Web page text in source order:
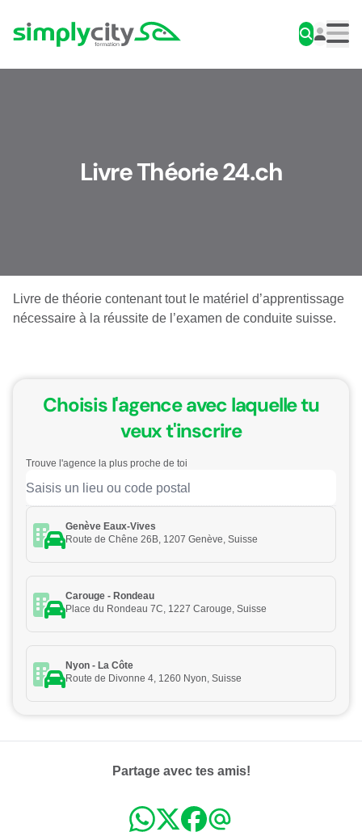
Simplycity
Livre Théorie 24.ch
Livre de théorie contenant tout le matériel d’apprentissage
nécessaire à la réussite de l’examen de conduite suisse.
Choisis l'agence avec laquelle tu
veux t'inscrire
Trouve l'agence la plus proche de toi
Genève Eaux-Vives
Route de Chêne 26B, 1207 Genève, Suisse
Carouge - Rondeau
Place du Rondeau 7C, 1227 Carouge, Suisse
Nyon - La Côte
Route de Divonne 4, 1260 Nyon, Suisse
Partage avec tes amis!